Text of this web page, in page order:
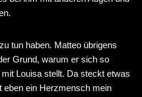
tun haben. Matteo übrigens
Grund, warum er sich so
Louisa stellt. Da steckt etwas
eben ein Herzmensch mein